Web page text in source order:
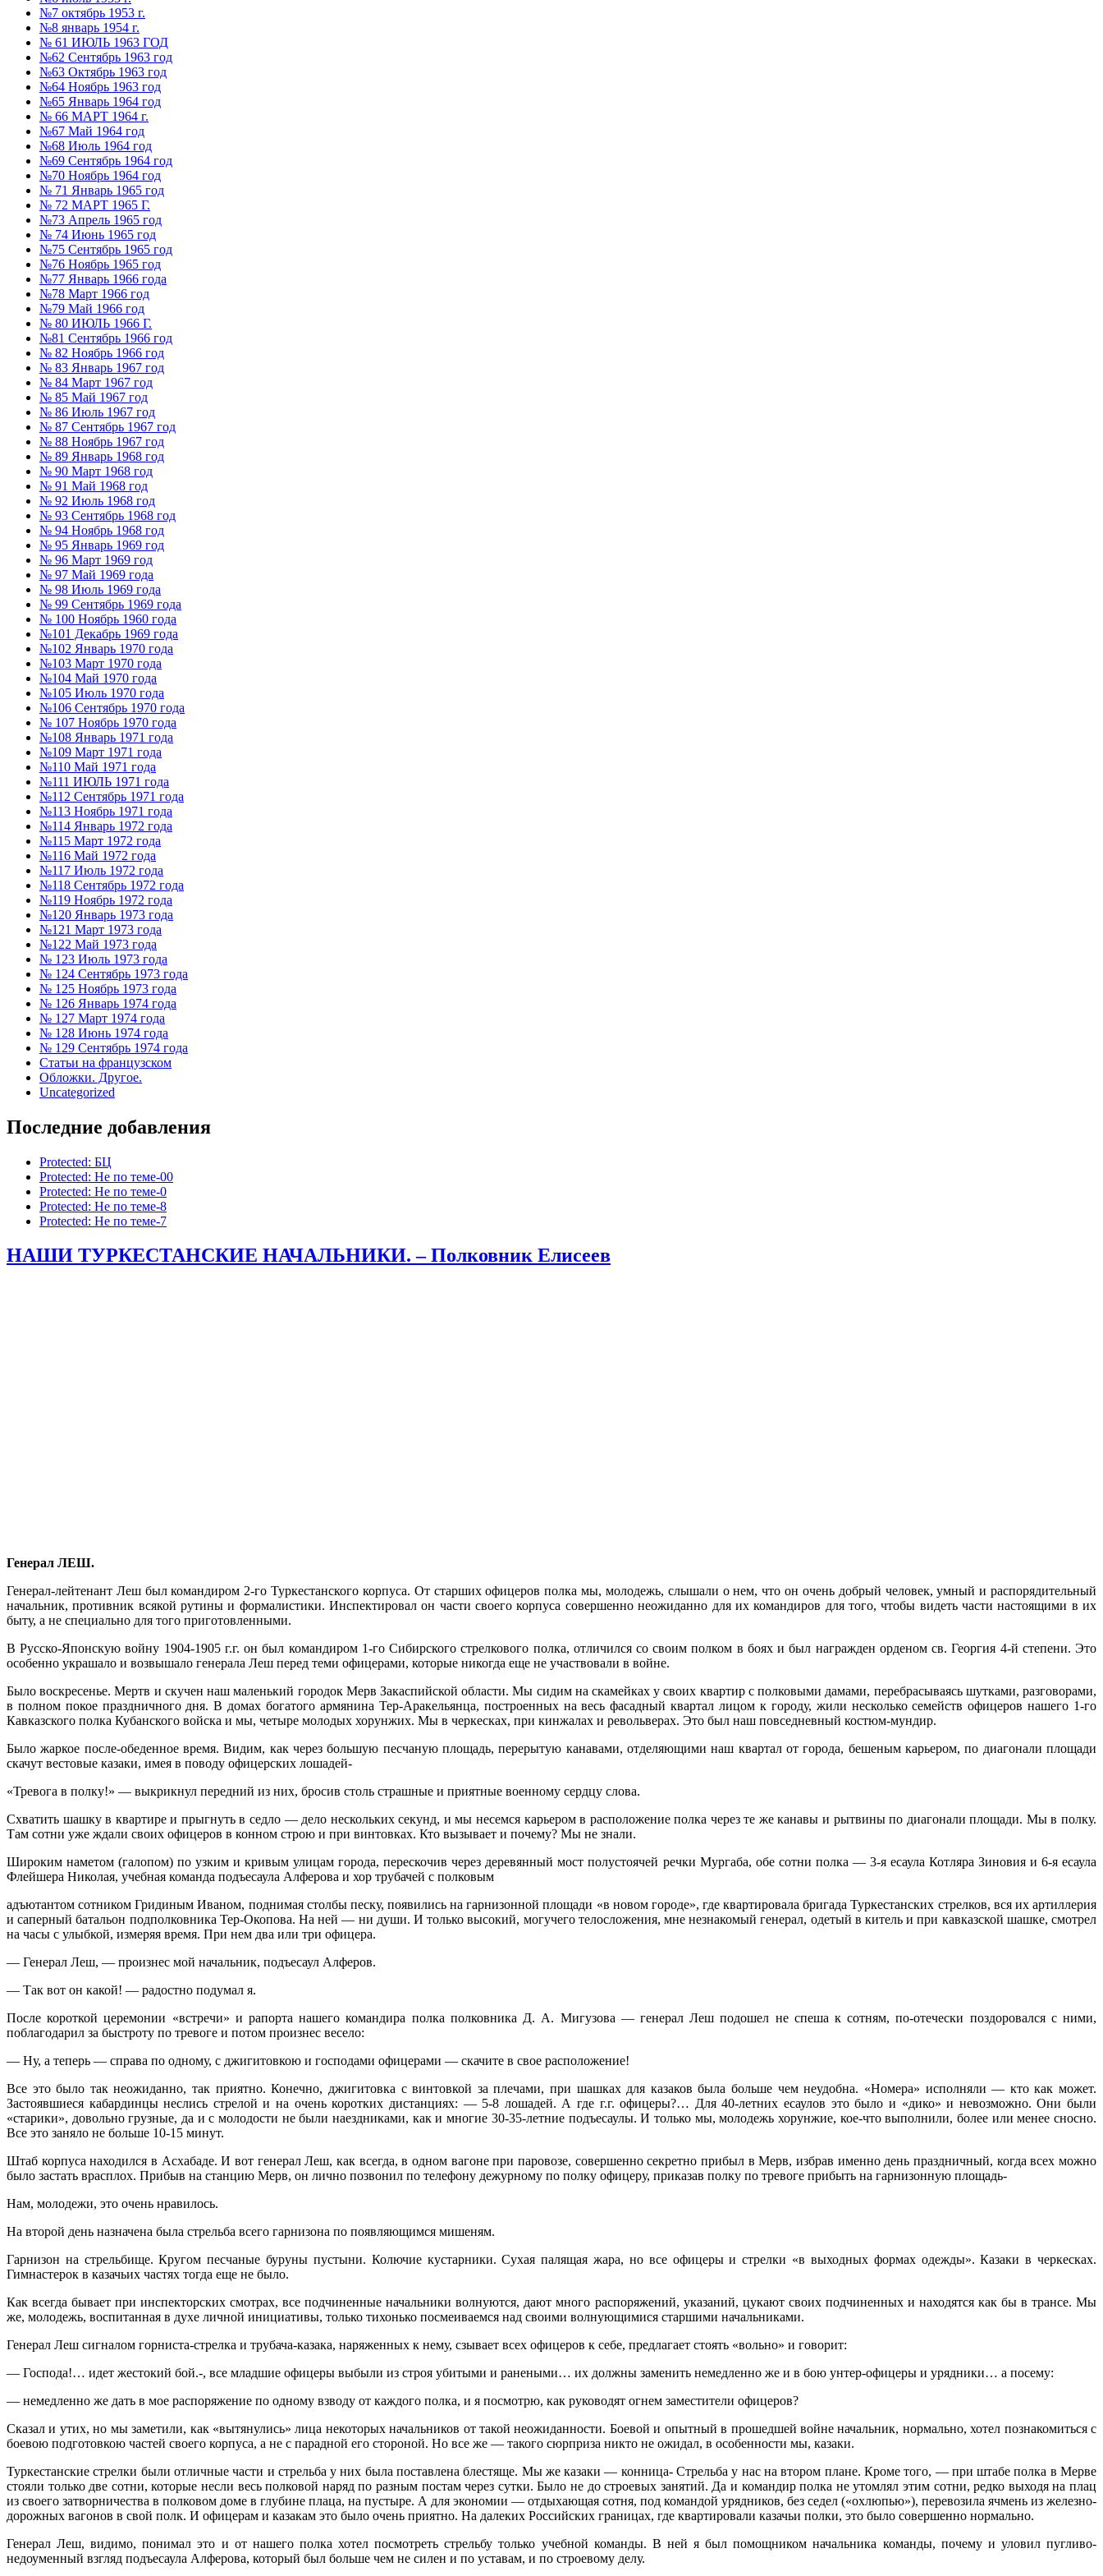
№7 октябрь 1953 г.
№8 январь 1954 г.
№ 61 ИЮЛЬ 1963 ГОД
№62 Сентябрь 1963 год
№63 Октябрь 1963 год
№64 Ноябрь 1963 год
№65 Январь 1964 год
№ 66 МАРТ 1964 г.
№67 Май 1964 год
№68 Июль 1964 год
№69 Сентябрь 1964 год
№70 Ноябрь 1964 год
№ 71 Январь 1965 год
№ 72 МАРТ 1965 Г.
№73 Апрель 1965 год
№ 74 Июнь 1965 год
№75 Сентябрь 1965 год
№76 Ноябрь 1965 год
№77 Январь 1966 года
№78 Март 1966 год
№79 Май 1966 год
№ 80 ИЮЛЬ 1966 Г.
№81 Сентябрь 1966 год
№ 82 Ноябрь 1966 год
№ 83 Январь 1967 год
№ 84 Март 1967 год
№ 85 Май 1967 год
№ 86 Июль 1967 год
№ 87 Сентябрь 1967 год
№ 88 Ноябрь 1967 год
№ 89 Январь 1968 год
№ 90 Март 1968 год
№ 91 Май 1968 год
№ 92 Июль 1968 год
№ 93 Сентябрь 1968 год
№ 94 Ноябрь 1968 год
№ 95 Январь 1969 год
№ 96 Март 1969 год
№ 97 Май 1969 года
№ 98 Июль 1969 года
№ 99 Сентябрь 1969 года
№ 100 Ноябрь 1960 года
№101 Декабрь 1969 года
№102 Январь 1970 года
№103 Март 1970 года
№104 Май 1970 года
№105 Июль 1970 года
№106 Сентябрь 1970 года
№ 107 Ноябрь 1970 года
№108 Январь 1971 года
№109 Март 1971 года
№110 Май 1971 года
№111 ИЮЛЬ 1971 года
№112 Сентябрь 1971 года
№113 Ноябрь 1971 года
№114 Январь 1972 года
№115 Март 1972 года
№116 Май 1972 года
№117 Июль 1972 года
№118 Сентябрь 1972 года
№119 Ноябрь 1972 года
№120 Январь 1973 года
№121 Март 1973 года
№122 Май 1973 года
№ 123 Июль 1973 года
№ 124 Сентябрь 1973 года
№ 125 Ноябрь 1973 года
№ 126 Январь 1974 года
№ 127 Март 1974 года
№ 128 Июнь 1974 года
№ 129 Сентябрь 1974 года
Статьи на французском
Обложки. Другое.
Uncategorized
Последние добавления
Protected: БЦ
Protected: Не по теме-00
Protected: Не по теме-0
Protected: Не по теме-8
Protected: Не по теме-7
НАШИ ТУРКЕСТАНСКИЕ НАЧАЛЬНИКИ. – Полковник Елисеев
Генерал ЛЕШ.
Генерал-лейтенант Леш был командиром 2-го Туркестанского корпуса. От старших офи­церов полка мы, молодежь, слышали о нем, что он очень добрый человек, умный и распо­рядительный
начальник, противник всякой ру­тины и формалистики. Инспектировал он ча­сти своего корпуса совершенно неожиданно для их командиров для того, чтобы видеть части настоящими в их
быту, а не специально для того приготовленными.
В Русско-Японскую войну 1904-1905 г.г. он был командиром 1-го Сибирского стрелкового полка, отличился со своим полком в боях и был награжден орденом св. Георгия 4-й степени. Это
особенно украшало и возвышало генерала Леш перед теми офицерами, которые никогда еще не участвовали в войне.
Было воскресенье. Мертв и скучен наш ма­ленький городок Мерв Закаспийской области. Мы сидим на скамейках у своих квартир с полковыми дамами, перебрасываясь шутками, разговорами,
в полном покое праздничного дня. В домах богатого армянина Тер-Аракельянца, построенных на весь фасадный квартал лицом к городу, жили несколько семейств офицеров на­шего 1-го
Кавказского полка Кубанского войска и мы, четыре молодых хорунжих. Мы в черке­сках, при кинжалах и револьверах. Это был наш повседневный костюм-мундир.
Было жаркое после-обеденное время. Ви­дим, как через большую песчаную площадь, перерытую канавами, отделяющими наш квар­тал от города, бешеным карьером, по диагона­ли площади
скачут вестовые казаки, имея в поводу офицерских лошадей-
«Тревога в полку!» — выкрикнул передний из них, бросив столь страшные и приятные во­енному сердцу слова.
Схватить шашку в квартире и прыгнуть в седло — дело нескольких секунд, и мы несем­ся карьером в расположение полка через те же канавы и рытвины по диагонали площади. Мы в полку.
Там сотни уже ждали своих офицеров в конном строю и при винтовках. Кто вызыва­ет и почему? Мы не знали.
Широким наметом (галопом) по узким и кри­вым улицам города, перескочив через деревян­ный мост полустоячей речки Мургаба, обе сотни полка — 3-я есаула Котляра Зиновия и 6-я еса­ула
Флейшера Николая, учебная команда подъ­есаула Алферова и хор трубачей с полковым
адъютантом сотником Гридиным Иваном, под­нимая столбы песку, появились на гарнизонной площади «в новом городе», где квартировала бригада Туркестанских стрелков, вся их артил­лерия
и саперный батальон подполковника Тер-Окопова. На ней — ни души. И только высокий, могучего телосложения, мне незнакомый гене­рал, одетый в китель и при кавказской шашке, смотрел
на часы с улыбкой, измеряя время. При нем два или три офицера.
— Генерал Леш, — произнес мой началь­ник, подъесаул Алферов.
— Так вот он какой! — радостно подумал я.
После короткой церемонии «встречи» и ра­порта нашего командира полка полковника Д. А. Мигузова — генерал Леш подошел не спеша к сотням, по-отечески поздоровался с ни­ми,
поблагодарил за быстроту по тревоге и по­том произнес весело:
— Ну, а теперь — справа по одному, с джи­гитовкою и господами офицерами — скачите в свое расположение!
Все это было так неожиданно, так приятно. Конечно, джигитовка с винтовкой за плечами, при шашках для казаков была больше чем не­удобна. «Номера» исполняли — кто как может.
Застоявшиеся кабардинцы неслись стрелой и на очень коротких дистанциях: — 5-8 лошадей. А где г.г. офицеры?… Для 40-летних есаулов это было и «дико» и невозможно. Они были
«старики», довольно грузные, да и с молодости не были наездниками, как и многие 30-35-лет­ние подъесаулы. И только мы, молодежь хо­рунжие, кое-что выполнили, более или менее сносно.
Все это заняло не больше 10-15 минут.
Штаб корпуса находился в Асхабаде. И вот генерал Леш, как всегда, в одном вагоне при паровозе, совершенно секретно прибыл в Мерв, избрав именно день праздничный, когда всех можно
было застать врасплох. Прибыв на стан­цию Мерв, он лично позвонил по телефону де­журному по полку офицеру, приказав полку по тревоге прибыть на гарнизонную площадь-
Нам, молодежи, это очень нравилось.
На второй день назначена была стрельба всего гарнизона по появляющимся мишеням.
Гарнизон на стрельбище. Кругом песчаные буруны пустыни. Колючие кустарники. Сухая палящая жара, но все офицеры и стрелки «в выходных формах одежды». Казаки в черке­сках.
Гимнастерок в казачьих частях тогда еще не было.
Как всегда бывает при инспекторских смо­трах, все подчиненные начальники волнуются, дают много распоряжений, указаний, цукают своих подчиненных и находятся как бы в тран­се. Мы
же, молодежь, воспитанная в духе лич­ной инициативы, только тихонько посмеива­емся над своими волнующимися старшими на­чальниками.
Генерал Леш сигналом горниста-стрелка и трубача-казака, наряженных к нему, сзывает всех офицеров к себе, предлагает стоять «воль­но» и говорит:
— Господа!… идет жестокий бой.-, все млад­шие офицеры выбыли из строя убитыми и ра­неными… их должны заменить немедленно же и в бою унтер-офицеры и урядники… а посему:
— немедленно же дать в мое распоряжение по одному взводу от каждого полка, и я посмотрю, как руководят огнем заместители офицеров?
Сказал и утих, но мы заметили, как «вытя­нулись» лица некоторых начальников от та­кой неожиданности. Боевой и опытный в про­шедшей войне начальник, нормально, хо­тел познакомиться с
боевою подготовкою ча­стей своего корпуса, а не с парадной его сторо­ной. Но все же — такого сюрприза никто не ожидал, в особенности мы, казаки.
Туркестанские стрелки были отличные ча­сти и стрельба у них была поставлена блестя­ще. Мы же казаки — конница- Стрельба у нас на втором плане. Кроме того, — при штабе пол­ка в Мерве
стояли только две сотни, которые несли весь полковой наряд по разным постам через сутки. Было не до строевых занятий. Да и командир полка не утомлял этим сотни, редко выходя на плац
из своего затворничества в пол­ковом доме в глубине плаца, на пустыре. А для экономии — отдыхающая сотня, под командой урядников, без седел («охлюпью»), перевозила ячмень из железно-
дорожных вагонов в свой полк. И офицерам и казакам это было очень приятно. На далеких Российских границах, где квартировали казачьи полки, это было совер­шенно нормально.
Генерал Леш, видимо, понимал это и от на­шего полка хотел посмотреть стрельбу только учебной команды. В ней я был помощником на­чальника команды, почему и уловил пугливо-
недоуменный взгляд подъесаула Алферова, ко­торый был больше чем не силен и по уставам, и по строевому делу.